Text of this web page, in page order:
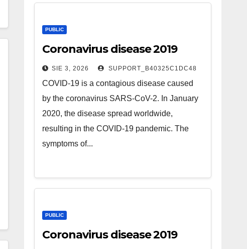
PUBLIC
Coronavirus disease 2019
SIE 3, 2026 SUPPORT_B40325C1DC48
COVID-19 is a contagious disease caused
by the coronavirus SARS-CoV-2. In January
2020, the disease spread worldwide,
resulting in the COVID-19 pandemic. The
symptoms of...
PUBLIC
Coronavirus disease 2019